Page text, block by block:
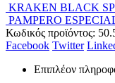
KRAKEN BLACK
PAMPERO
Κωδικός προϊόντος:
Facebook Twitter
Επιπλέον